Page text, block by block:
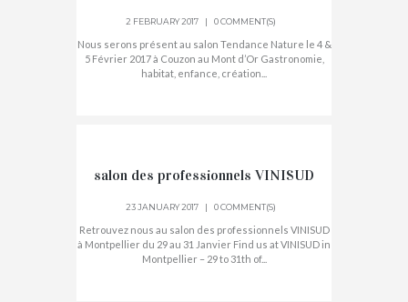
2 FEBRUARY 2017 0 COMMENT(S)
Nous serons présent au salon Tendance Nature le 4 &
5 Février 2017 à Couzon au Mont d’Or Gastronomie,
habitat, enfance, création...
salon des professionnels VINISUD
23 JANUARY 2017 0 COMMENT(S)
Retrouvez nous au salon des professionnels VINISUD
à Montpellier du 29 au 31 Janvier Find us at VINISUD in
Montpellier – 29 to 31th of...